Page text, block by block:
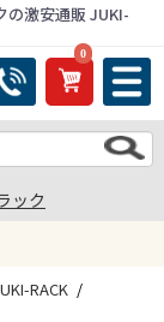
激安通販 JUKI-
0
ック
RACK